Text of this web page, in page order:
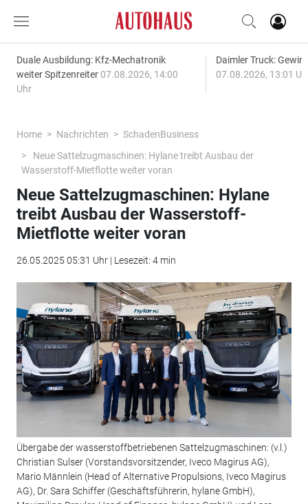
Duale Ausbildung: Kfz-Mechatronik
weiter Spitzenreiter 07.08.2026, 14:00
Uhr
Daimler Truck:
07.08.2026, 13:01
Home Nachrichten
SchadenBusiness
Neue Sattelzugmaschinen: Hylane treibt Ausbau der
Wasserstoff-Mietflotte weiter voran
Neue Sattelzugmaschinen: Hylane
treibt Ausbau der Wasserstoff-
Mietflotte weiter voran
26.05.2025 05:31 Uhr | Lesezeit: 4 min
Übergabe der wasserstoffbetriebenen Sattelzugmaschinen: (v.l.)
Christian Sulser (Vorstandsvorsitzender, Iveco Magirus AG),
Mario Männlein (Head of Alternative Propulsions, Iveco Magirus
AG), Dr. Sara Schiffer (Geschäftsführerin, hylane GmbH),